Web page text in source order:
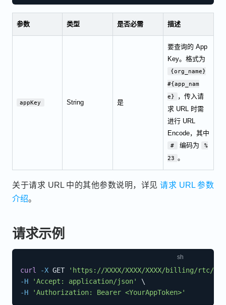
参数 类型 是否必需 描述
appKey String 是
要查询的 App
Key。格式为
{org_name}
#{app_nam
e}
，传入请
求 URL 时需
进行 URL
Encode，其中
# 编码为
%
23 。
关于请求 URL 中的其他参数说明，详见请求 URL 参数
介绍。
请求示例
curl -X GET
'https://XXXX/XXXX/XXXX/billing/rtc/
-H
'Accept: application/json'
\
-H
'Authorization: Bearer <YourAppToken>'